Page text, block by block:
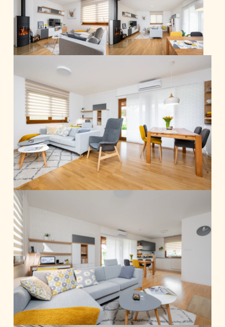
Konečný výběr byl na nich, aby se v
interiéru dobře cítili.
Obytná plocha: 110 m2
Foto: Vojta Herout